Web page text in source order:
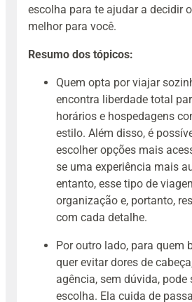
escolha para te ajudar a decidir
melhor para você.
Resumo dos tópicos:
Quem opta por viajar
encontra liberdade total
horários e hospedagens
estilo. Além disso, é
escolher opções mais
se uma experiência mais
entanto, esse tipo de
organização e, portanto,
com cada detalhe.
Por outro lado, para quem
quer evitar dores de
agência, sem dúvida, pode
escolha. Ela cuida de